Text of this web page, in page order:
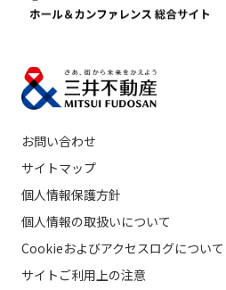
お問い合わせ
サイトマップ
個人情報保護方針
個人情報の取扱いについて
Cookieおよびアクセスログについて
サイトご利用上の注意